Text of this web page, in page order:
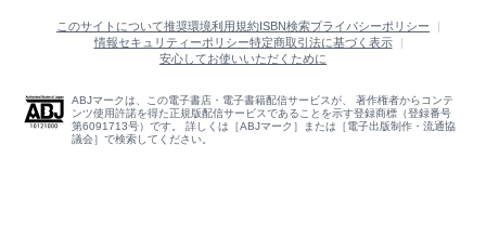
このサイトについて推奨環境利用規約ISBN検索プライバシーポリシー
情報セキュリティーポリシー特定商取引法に基づく表示
安心してお使いいただくために
ABJマークは、この電子書店・電子書籍配信サービスが、 著作権者からコンテ
ンツ使用許諾を得た正規版配信サービスであることを示す登録商標（登録番号
第6091713号）です。 詳しくは［ABJマーク］または［電子出版制作・流通協
議会］で検索してください。